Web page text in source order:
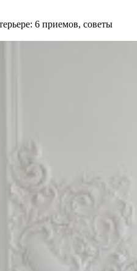
6 приемов, советы